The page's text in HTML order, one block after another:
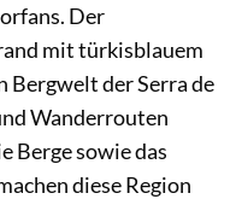
Der
mit türkisblauem
Bergwelt der Serra de
Wanderrouten
Berge sowie das
diese Region